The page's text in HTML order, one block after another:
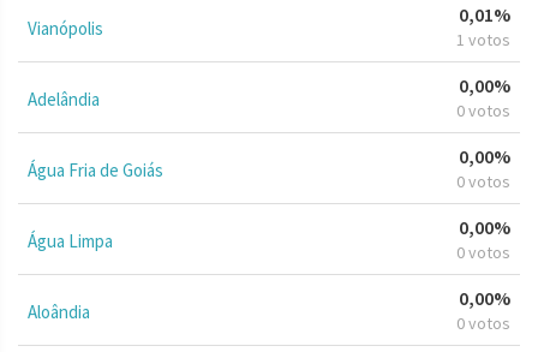
Vianópolis
0,01%
1 votos
Adelândia
0,00%
0 votos
Água Fria de Goiás
0,00%
0 votos
Água Limpa
0,00%
0 votos
Aloândia
0,00%
0 votos